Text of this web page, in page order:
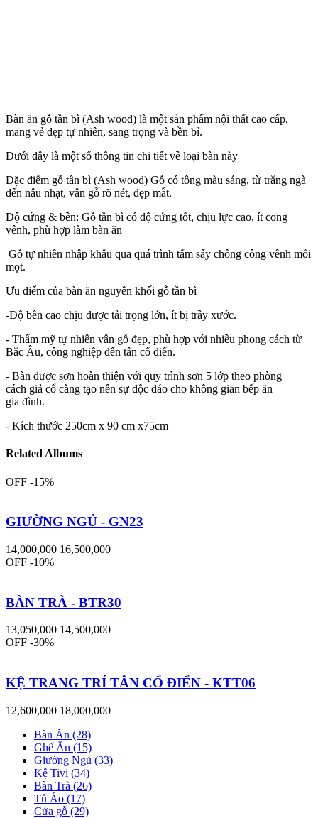
Bàn ăn gỗ tần bì (Ash wood) là một sản phẩm nội thất cao cấp,
mang vẻ đẹp tự nhiên, sang trọng và bền bỉ.
Dưới đây là một số thông tin chi tiết về loại bàn này
Đặc điểm gỗ tần bì (Ash wood) Gỗ có tông màu sáng, từ trắng ngà
đến nâu nhạt, vân gỗ rõ nét, đẹp mắt.
Độ cứng & bền: Gỗ tần bì có độ cứng tốt, chịu lực cao, ít cong
vênh, phù hợp làm bàn ăn
Gỗ tự nhiên nhập khẩu qua quá trình tấm sấy chống công vênh mối
mọt.
Ưu điểm của bàn ăn nguyên khối gỗ tần bì
-Độ bền cao chịu được tải trọng lớn, ít bị trầy xước.
- Thẩm mỹ tự nhiên vân gỗ đẹp, phù hợp với nhiều phong cách từ
Bắc Âu, công nghiệp đến tân cổ điển.
- Bàn được sơn hoàn thiện với quy trình sơn 5 lớp theo phòng
cách giả cổ càng tạo nên sự độc đáo cho không gian bếp ăn
gia đình.
- Kích thước 250cm x 90 cm x75cm
Related Albums
OFF -15%
GIƯỜNG NGỦ - GN23
14,000,000 16,500,000
OFF -10%
BÀN TRÀ - BTR30
13,050,000 14,500,000
OFF -30%
KỆ TRANG TRÍ TÂN CỔ ĐIỂN - KTT06
12,600,000 18,000,000
Bàn Ăn (28)
Ghế Ăn (15)
Giường Ngủ (33)
Kệ Tivi (34)
Bàn Trà (26)
Tủ Áo (17)
Cửa gỗ (29)